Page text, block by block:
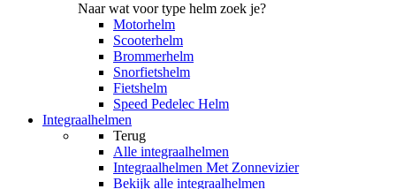
Naar wat voor type helm zoek je?
Motorhelm
Scooterhelm
Brommerhelm
Snorfietshelm
Fietshelm
Speed Pedelec Helm
Integraalhelmen
Terug
Alle integraalhelmen
Integraalhelmen Met Zonnevizier
Bekijk alle integraalhelmen